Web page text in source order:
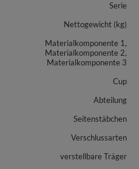
Serie
Nettogewicht (kg)
Materialkomponente 1,
Materialkomponente 2,
Materialkomponente 3
Cup
Abteilung
Seitenstäbchen
Verschlussarten
verstellbare Träger